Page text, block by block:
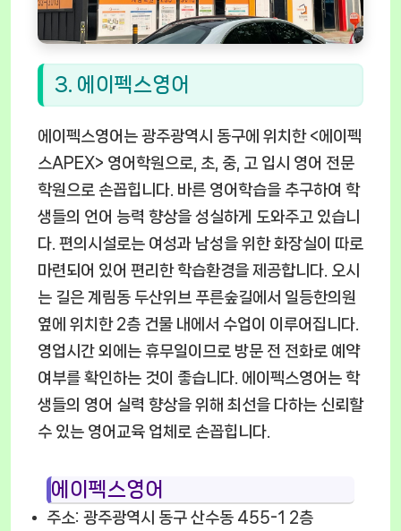
3. 에이펙스영어
에이펙스영어는 광주광역시 동구에 위치한 <에이펙
스APEX> 영어학원으로, 초, 중, 고 입시 영어 전문
학원으로 손꼽힙니다. 바른 영어학습을 추구하여 학
생들의 언어 능력 향상을 성실하게 도와주고 있습니
다. 편의시설로는 여성과 남성을 위한 화장실이 따로
마련되어 있어 편리한 학습환경을 제공합니다. 오시
는 길은 계림동 두산위브 푸른숲길에서 일등한의원
옆에 위치한 2층 건물 내에서 수업이 이루어집니다.
영업시간 외에는 휴무일이므로 방문 전 전화로 예약
여부를 확인하는 것이 좋습니다. 에이펙스영어는 학
생들의 영어 실력 향상을 위해 최선을 다하는 신뢰할
수 있는 영어교육 업체로 손꼽힙니다.
에이펙스영어
주소: 광주광역시 동구 산수동 455-1 2층